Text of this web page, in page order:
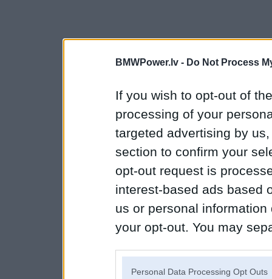
BMWPower.lv - Do Not Process
If you wish to opt-out of
processing of your
targeted advertising by
section to confirm your
opt-out request is
interest-based ads based
us or personal
your opt-out. You may
Personal Data Processing Opt Outs